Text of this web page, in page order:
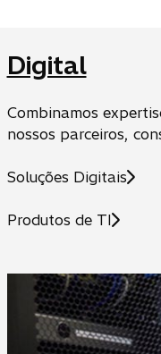
Digital
Combinamos
nossos parceiros,
Soluções Digitais
Produtos de TI